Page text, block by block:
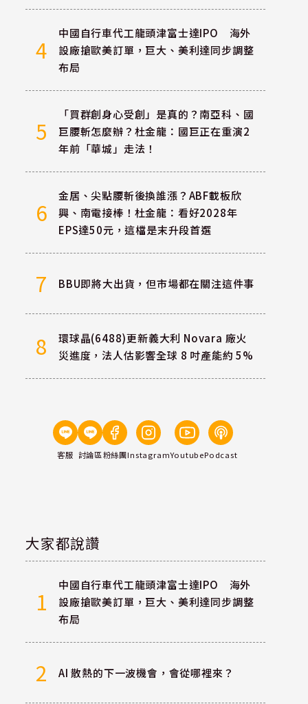
4
中國自行車代工龍頭津富士達IPO 海外
設廠搶歐美訂單，巨大、美利達同步調整
布局
5
「買群創身心受創」是真的？南亞科、國
巨腰斬怎麼辦？杜金龍：國巨正在重演2
年前「華城」走法！
6
金居、尖點腰斬後換誰漲？ABF載板欣
興、南電接棒！杜金龍：看好2028年
EPS達50元，這檔是末升段首選
7 BBU即將大出貨，但市場都在關注這件事
8
環球晶(6488)更新義大利 Novara 廠火
災進度，法人估影響全球 8 吋產能約 5%
客服 討論區粉絲團InstagramYoutubePodcast
大家都說讚
1
中國自行車代工龍頭津富士達IPO 海外
設廠搶歐美訂單，巨大、美利達同步調整
布局
2 AI 散熱的下一波機會，會從哪裡來？